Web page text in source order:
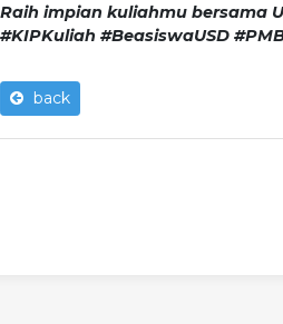
Raih impian kuliahmu bersama
#KIPKuliah #BeasiswaUSD
back